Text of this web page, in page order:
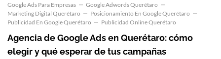
Google Ads Para Empresas
Google Adwords Querétaro
Marketing Digital Querétaro
Posicionamiento En Google Querétaro
Publicidad En Google Querétaro
Publicidad Online Querétaro
Agencia de Google Ads en Querétaro: cómo
elegir y qué esperar de tus campañas